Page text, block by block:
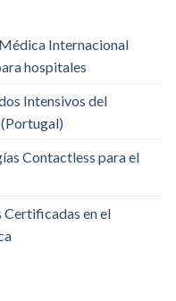
Internacional
hospitales
Intensivos del
Contactless para el
en el